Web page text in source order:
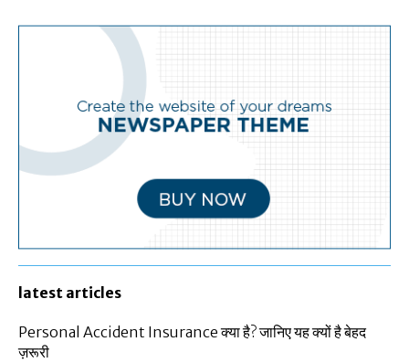
latest articles
Personal Accident Insurance क्या है? जानिए यह क्यों है बेहद
ज़रूरी